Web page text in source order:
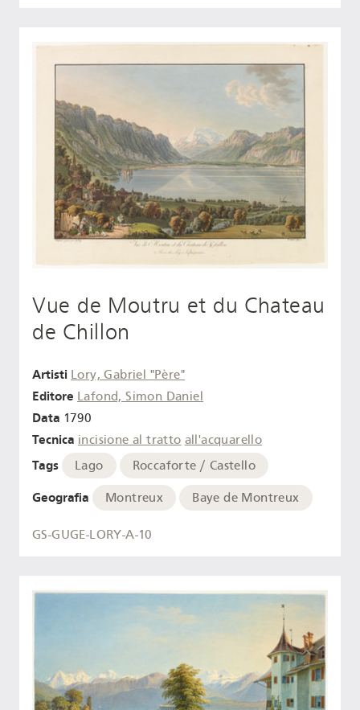
Vue de Moutru et du Chateau
de Chillon
Artisti Lory, Gabriel "Père"
Editore Lafond, Simon Daniel
Data 1790
Tecnica incisione al tratto all'acquarello
Tags Lago Roccaforte / Castello
Geografia Montreux Baye de Montreux
GS-GUGE-LORY-A-10